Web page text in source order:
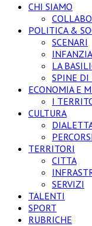
CHI SIAMO
POLITICA &
SCENARI
LA
SPINE DI
ECONOMIA E
I
CULTURA
TERRITORI
CITTA
SERVIZI
TALENTI
SPORT
RUBRICHE